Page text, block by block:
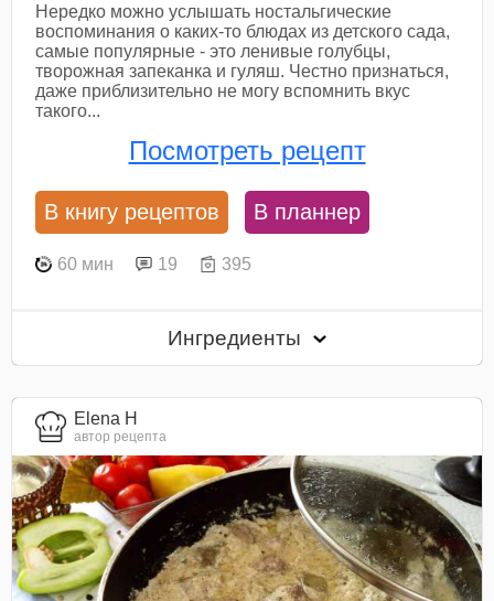
Нередко можно услышать ностальгические
воспоминания о каких-то блюдах из детского сада,
самые популярные - это ленивые голубцы,
творожная запеканка и гуляш. Честно признаться,
даже приблизительно не могу вспомнить вкус
такого...
Посмотреть рецепт
В книгу рецептов В планнер
60 мин 19 395
Ингредиенты
Elena H
автор рецепта